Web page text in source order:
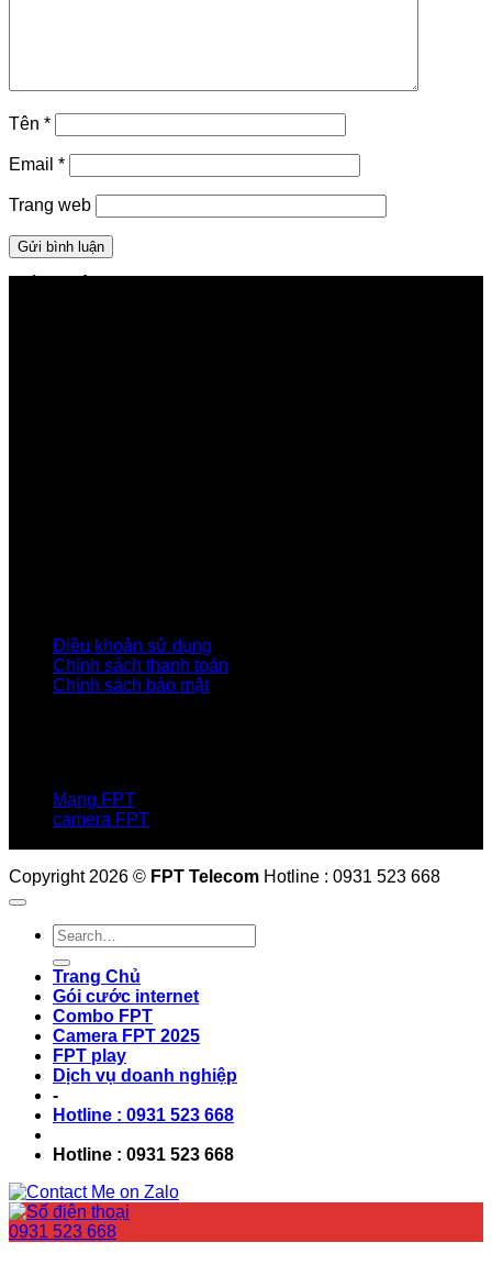
Tên *
Email *
Trang web
Điều khoản sử dụng
Chính sách thanh toán
Chính sách bảo mật
Mạng FPT
camera FPT
Copyright 2026 © FPT Telecom Hotline : 0931 523 668
Trang Chủ
Gói cước internet
Combo FPT
Camera FPT 2025
FPT play
Dịch vụ doanh nghiệp
-
Hotline : 0931 523 668
Hotline : 0931 523 668
0931 523 668